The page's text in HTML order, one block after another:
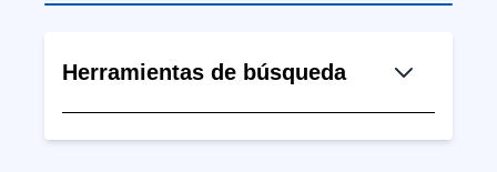
Herramientas de búsqueda